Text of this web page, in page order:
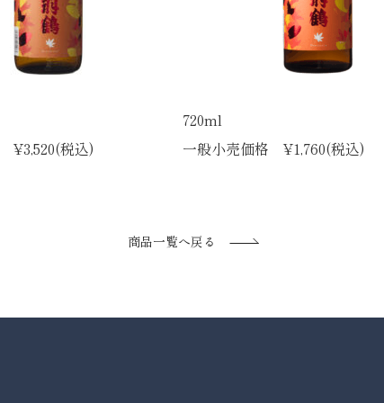
¥3,520(税込)
720ml
一般小売価格 ¥1,760(税込)
商品一覧へ戻る